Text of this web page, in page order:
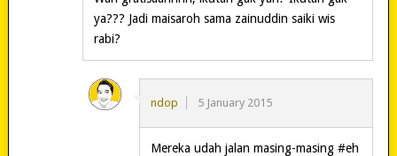
ya??? Jadi maisaroh sama zainuddin saiki wis
rabi?
ndop 5 January 2015
Mereka udah jalan masing-masing #eh